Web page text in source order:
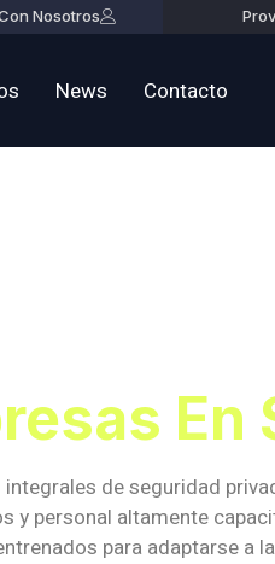
Nosotros
News Contacto
En
de seguridad
personal altamente
para adaptarse a